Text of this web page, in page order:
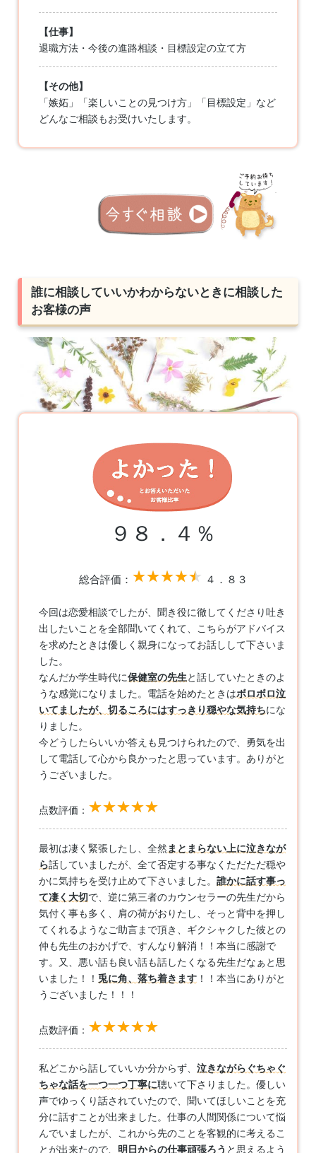
【仕事】
退職方法・今後の進路相談・目標設定の立て方
【その他】
「嫉妬」「楽しいことの見つけ方」「目標設定」など
どんなご相談もお受けいたします。
誰に相談していいかわからないときに相談した
お客様の声
９８．４％
総合評価： ４．８３
今回は恋愛相談でしたが、聞き役に徹してくださり吐き
出したいことを全部聞いてくれて、こちらがアドバイス
を求めたときは優しく親身になってお話しして下さいま
した。
なんだか学生時代に保健室の先生と話していたときのよ
うな感覚になりました。電話を始めたときはボロボロ泣
いてましたが、切るころにはすっきり穏やな気持ちにな
りました。
今どうしたらいいか答えも見つけられたので、勇気を出
して電話して心から良かったと思っています。ありがと
うございました。
点数評価：
最初は凄く緊張したし、全然 まとまらない上に泣きなが
ら話していましたが、全て否定する事なくただただ穏や
かに気持ちを受け止めて下さいました。 誰かに話す事っ
て凄く大切で、逆に第三者のカウンセラーの先生だから
気付く事も多く、肩の荷がおりたし、そっと背中を押し
てくれるようなご助言まで頂き、ギクシャクした彼との
仲も先生のおかげで、すんなり解消！！本当に感謝で
す。又、悪い話も良い話も話したくなる先生だなぁと思
いました！！ 兎に角、落ち着きます ！！本当にありがと
うございました！！！
点数評価：
私どこから話していいか分からず、 泣きながらぐちゃぐ
ちゃな話を一つ一つ丁寧に聴いて下さりました。優しい
声でゆっくり話されていたので、聞いてほしいことを充
分に話すことが出来ました。仕事の人間関係について悩
んでいましたが、これから先のことを客観的に考えるこ
とが出来たので、 明日からの仕事頑張ろう と思えるよう